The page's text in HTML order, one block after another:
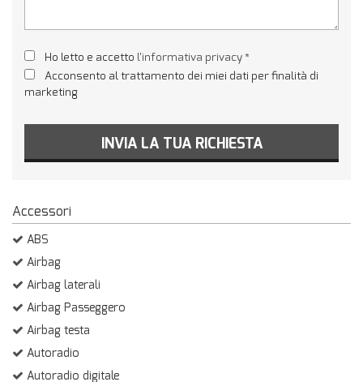
Ho letto e accetto l'informativa privacy*
Acconsento al trattamento dei miei dati per finalità di
marketing
INVIA LA TUA RICHIESTA
Accessori
ABS
Airbag
Airbag laterali
Airbag Passeggero
Airbag testa
Autoradio
Autoradio digitale